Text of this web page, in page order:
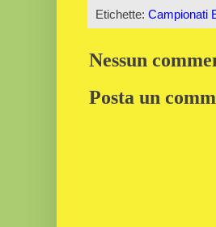
Etichette: Campionati
Nessun
Posta un